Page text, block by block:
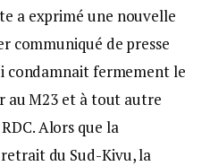
a exprimé une nouvelle
communiqué de presse
condamnait fermement le
au M23 et à tout autre
Alors que la
retrait du Sud-Kivu, la